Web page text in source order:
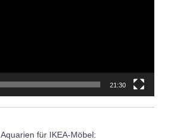
21:30
Aquarien für IKEA-Möbel: